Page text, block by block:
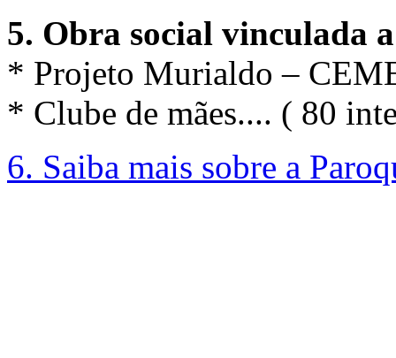
5. Obra social vinculada
* Projeto Murialdo –
* Clube de mães.... ( 80
6. Saiba mais sobre a